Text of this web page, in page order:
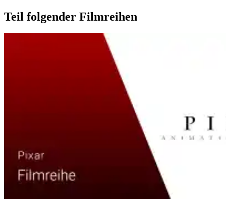
Teil folgender Filmreihen